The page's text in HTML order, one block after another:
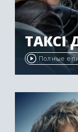
ТАКСІ
Полные